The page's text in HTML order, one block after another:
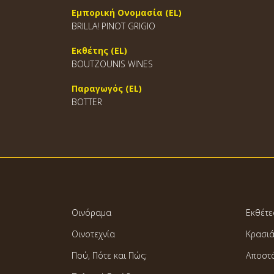
Εμπορική Ονομασία (EL)
BRILLA! PINOT GRIGIO
Εκθέτης (EL)
BOUTZOUNIS WINES
Παραγωγός (EL)
BOTTER
Οινόραμα
Οινοτεχνία
Πού, Πότε και Πώς;
Κρασιά